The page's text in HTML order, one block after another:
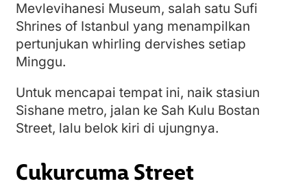
Mevlevihanesi Museum, salah satu Sufi
Shrines of Istanbul yang menampilkan
pertunjukan whirling dervishes setiap
Minggu.
Untuk mencapai tempat ini, naik stasiun
Sishane metro, jalan ke Sah Kulu Bostan
Street, lalu belok kiri di ujungnya.
Cukurcuma Street